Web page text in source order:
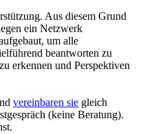
Aus diesem Grund
ein Netzwerk
um alle
beantworten zu
erkennen und Perspektiven
vereinbaren sie gleich
(keine Beratung).